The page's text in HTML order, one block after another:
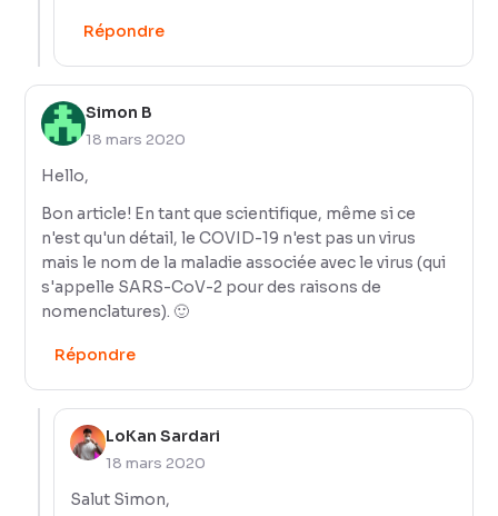
Répondre
Simon B
18 mars 2020
Hello,
Bon article! En tant que scientifique, même si ce
n'est qu'un détail, le COVID-19 n'est pas un virus
mais le nom de la maladie associée avec le virus (qui
s'appelle SARS-CoV-2 pour des raisons de
nomenclatures). 🙂
Répondre
LoKan Sardari
18 mars 2020
Salut Simon,